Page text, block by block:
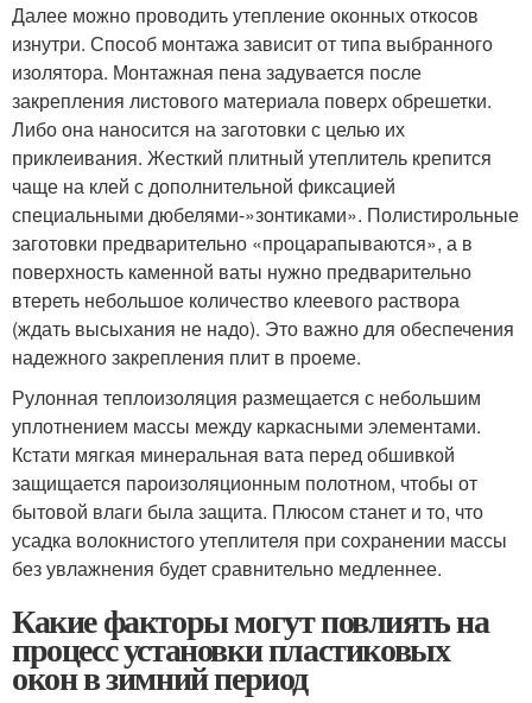
Далее можно проводить утепление оконных откосов
изнутри. Способ монтажа зависит от типа выбранного
изолятора. Монтажная пена задувается после
закрепления листового материала поверх обрешетки.
Либо она наносится на заготовки с целью их
приклеивания. Жесткий плитный утеплитель крепится
чаще на клей с дополнительной фиксацией
специальными дюбелями-»зонтиками». Полистирольные
заготовки предварительно «процарапываются», а в
поверхность каменной ваты нужно предварительно
втереть небольшое количество клеевого раствора
(ждать высыхания не надо). Это важно для обеспечения
надежного закрепления плит в проеме.
Рулонная теплоизоляция размещается с небольшим
уплотнением массы между каркасными элементами.
Кстати мягкая минеральная вата перед обшивкой
защищается пароизоляционным полотном, чтобы от
бытовой влаги была защита. Плюсом станет и то, что
усадка волокнистого утеплителя при сохранении массы
без увлажнения будет сравнительно медленнее.
Какие факторы могут повлиять на
процесс установки пластиковых
окон в зимний период